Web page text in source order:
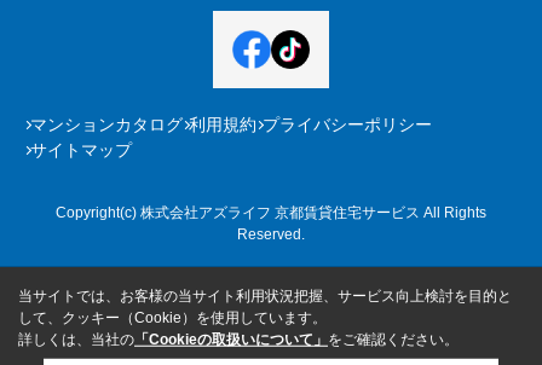
マンションカタログ 利用規約 プライバシーポリシー
サイトマップ
Copyright(c) 株式会社アズライフ 京都賃貸住宅サービス All Rights
Reserved.
当サイトでは、お客様の当サイト利用状況把握、サービス向上検討を目的と
して、クッキー（Cookie）を使用しています。
詳しくは、当社の 「Cookieの取扱いについて」 をご確認ください。